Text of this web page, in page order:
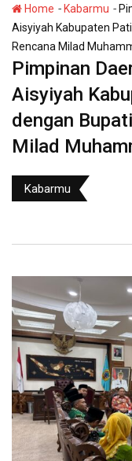
Home - Kabarmu -
Aisyiyah Kabupaten
Rencana Milad
Pimpinan
Aisyiyah
dengan
Milad
Kabarmu